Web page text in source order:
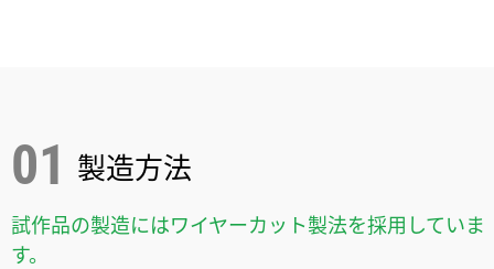
製造方法
試作品の製造にはワイヤーカット製法を採用していま
す。